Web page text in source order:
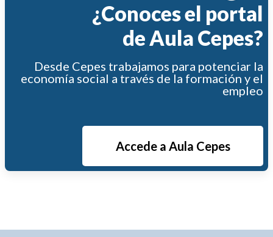
¿Conoces el portal
de Aula Cepes?
Desde Cepes trabajamos para potenciar la
economía social a través de la formación y el
empleo
Accede a Aula Cepes